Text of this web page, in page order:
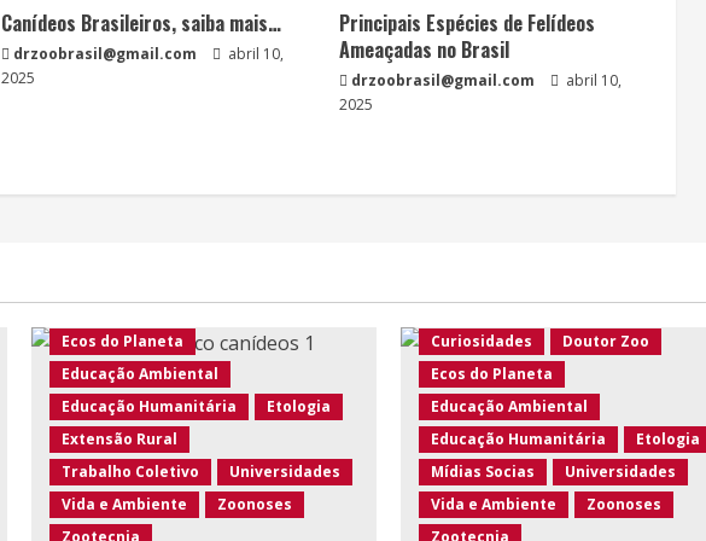
Canídeos Brasileiros, saiba mais…
drzoobrasil@gmail.com
abril 10,
2025
Principais Espécies de Felídeos
Ameaçadas no Brasil
drzoobrasil@gmail.com
abril 10,
2025
Curiosidades
Doutor Zoo
Ecos do Planeta
Educação Ambiental
Educação Humanitária
Etologia
Extensão Rural
Trabalho Coletivo
Universidades
Vida e Ambiente
Zoonoses
Zootecnia
Biodiversidade
Conscientização
Curiosidades
Doutor Zoo
Ecos do Planeta
Educação Ambiental
Educação Humanitária
Etologia
Mídias Socias
Universidades
Vida e Ambiente
Zoonoses
Zootecnia